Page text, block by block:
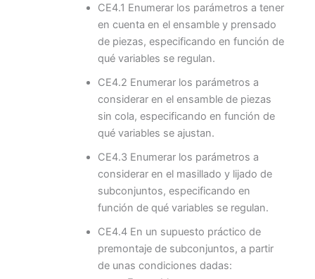
CE4.1 Enumerar los parámetros a tener
en cuenta en el ensamble y prensado
de piezas, especificando en función de
qué variables se regulan.
CE4.2 Enumerar los parámetros a
considerar en el ensamble de piezas
sin cola, especificando en función de
qué variables se ajustan.
CE4.3 Enumerar los parámetros a
considerar en el masillado y lijado de
subconjuntos, especificando en
función de qué variables se regulan.
CE4.4 En un supuesto práctico de
premontaje de subconjuntos, a partir
de unas condiciones dadas: